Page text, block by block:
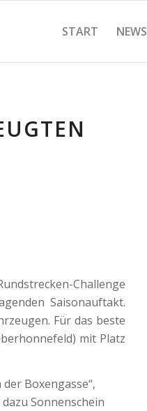
START NEWS
Challenge
Saisonauftakt.
Für das beste
mit Platz
Boxengasse“,
Sonnenschein